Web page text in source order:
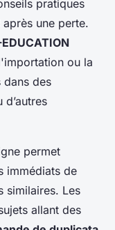
pratiques
une perte.
ou la
des
d’autres
permet
immédiats de
similaires. Les
allant des